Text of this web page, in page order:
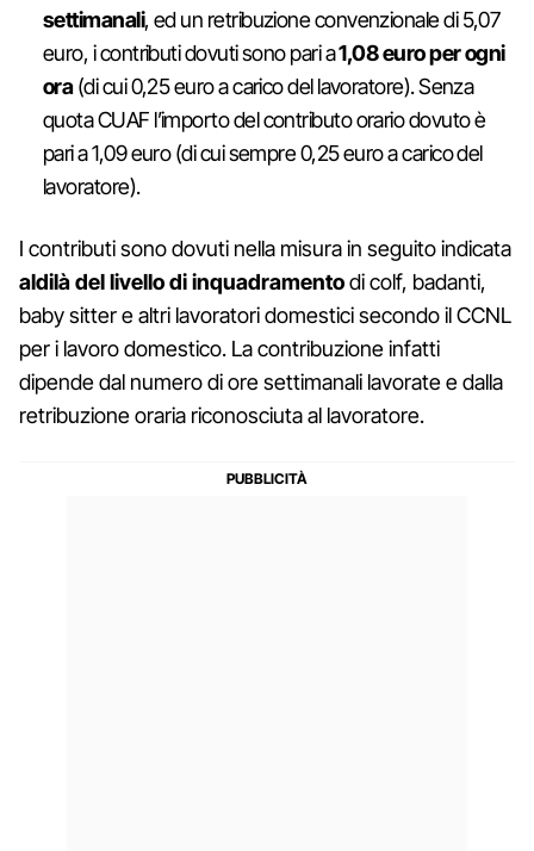
settimanali, ed un retribuzione convenzionale di 5,07
euro, i contributi dovuti sono pari a1,08 euro per ogni
ora(di cui 0,25 euro a carico del lavoratore). Senza
quota CUAF l’importo del contributo orario dovuto è
pari a 1,09 euro (di cui sempre 0,25 euro a carico del
lavoratore).
I contributi sono dovuti nella misura in seguito indicata
aldilà del livello di inquadramentodi colf, badanti,
baby sitter e altri lavoratori domestici secondo il CCNL
per i lavoro domestico. La contribuzione infatti
dipende dal numero di ore settimanali lavorate e dalla
retribuzione oraria riconosciuta al lavoratore.